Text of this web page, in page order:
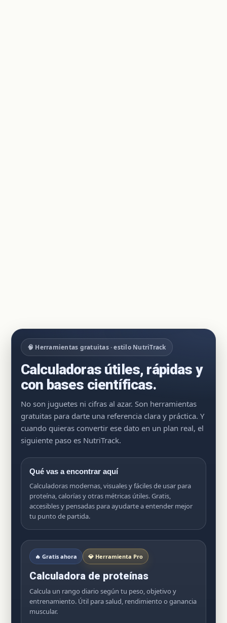
🧠 Herramientas gratuitas · estilo NutriTrack
Calculadoras útiles, rápidas y
con bases científicas.
No son juguetes ni cifras al azar. Son herramientas
gratuitas para darte una referencia clara y práctica. Y
cuando quieras convertir ese dato en un plan real, el
siguiente paso es NutriTrack.
Qué vas a encontrar aquí
Calculadoras modernas, visuales y fáciles de usar para
proteína, calorías y otras métricas útiles. Gratis,
accesibles y pensadas para ayudarte a entender mejor
tu punto de partida.
🔥 Gratis ahora 💎 Herramienta Pro
Calculadora de proteínas
Calcula un rango diario según tu peso, objetivo y
entrenamiento. Útil para salud, rendimiento o ganancia
muscular.